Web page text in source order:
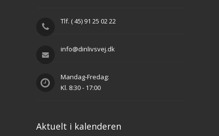
Tlf. ( 45) 91 25 02 22
info@dinlivsvej.dk
Mandag-Fredag:
Kl. 8:30 - 17:00
Aktuelt i kalenderen